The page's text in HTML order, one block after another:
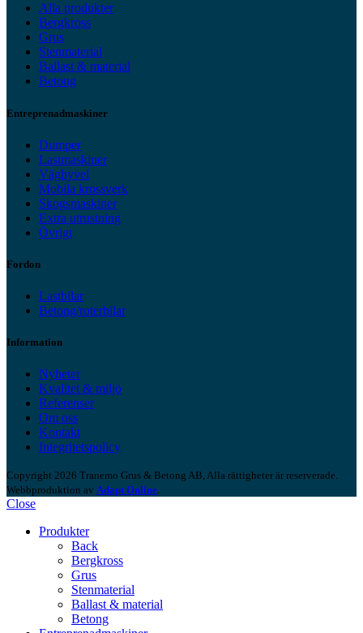
Alla produkter
Bergkross
Grus
Stenmaterial
Ballast & material
Betong
Entreprenadmaskiner
Dumper
Lastmaskiner
Väghyvel
Mobila krossverk
Skogsmaskiner
Extra utrustning
Övrigt
Fordon
Lastbilar
Betong/roterbilar
Information
Nyheter
Kvalitet & miljö
Referenser
Om oss
Kontakt
Integritetspolicy
Copyright 2026 Tranemo Grus & Betong AB, Alla rättigheter är reserverade.
Webbproduktion av Adapt Online.
Close
Produkter
Back
Bergkross
Grus
Stenmaterial
Ballast & material
Betong